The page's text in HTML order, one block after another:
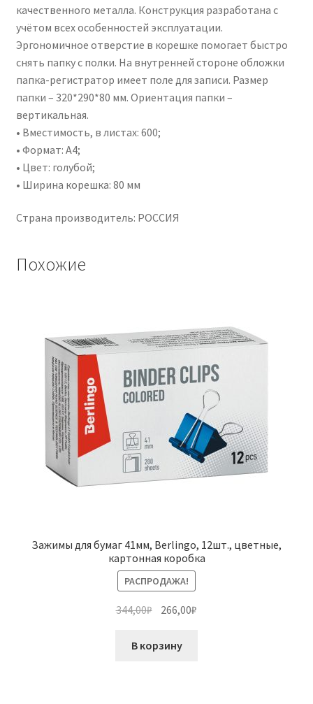
качественного металла. Конструкция разработана с
учётом всех особенностей эксплуатации.
Эргономичное отверстие в корешке помогает быстро
снять папку с полки. На внутренней стороне обложки
папка-регистратор имеет поле для записи. Размер
папки – 320*290*80 мм. Ориентация папки –
вертикальная.
• Вместимость, в листах: 600;
• Формат: А4;
• Цвет: голубой;
• Ширина корешка: 80 мм
Страна производитель: РОССИЯ
Похожие
Зажимы для бумаг 41мм, Berlingo, 12шт., цветные,
картонная коробка
РАСПРОДАЖА!
344,00₽ Первоначальная
составляла
266,00₽
В корзину